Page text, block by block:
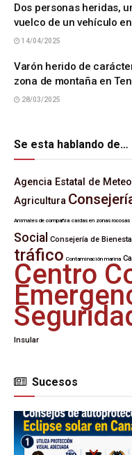
Dos personas heridas,
vuelco de un vehículo
14/04/2025
Varón herido de
zona de montaña en
28/03/2025
Se esta hablando de…
Agencia Estatal de
Agricultura
Animales de compañía caídas en zonas rocosas
Social Consejería de
tráfico Contaminación marina
Centro
Insular
Sucesos